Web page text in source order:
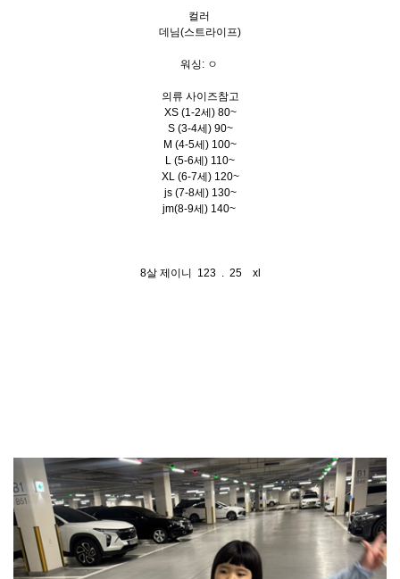
컬러
데님(스트라이프)
워싱: ㅇ
의류 사이즈참고
XS (1-2세) 80~
S (3-4세) 90~
M (4-5세) 100~
L (5-6세) 110~
XL (6-7세) 120~
js (7-8세) 130~
jm(8-9세) 140~
8살 제이니 123 . 25 xl